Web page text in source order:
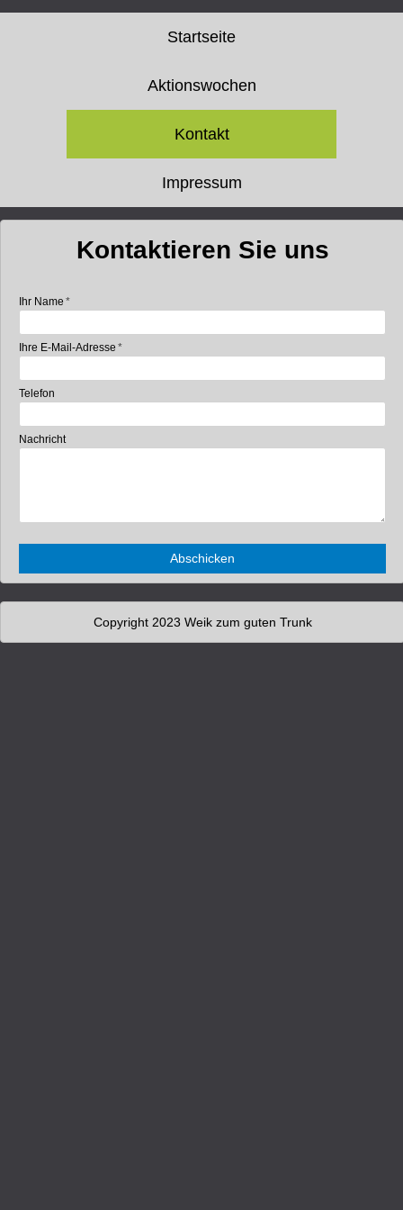
Startseite
Aktionswochen
Kontakt
Impressum
Kontaktieren Sie uns
Ihr Name
Ihre E-Mail-Adresse
Telefon
Nachricht
Copyright 2023 Weik zum guten Trunk